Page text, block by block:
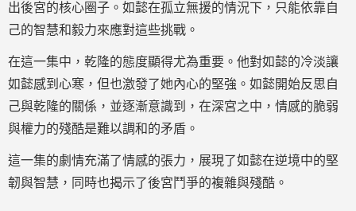
出後宮的核心圈子。如懿在孤立無援的情況下，只能依靠自
己的智慧和毅力來應對這些挑戰。
在這一集中，乾隆的態度顯得尤為重要。他對如懿的冷淡讓
如懿感到心寒，但也激發了她內心的堅強。如懿開始反思自
己與乾隆的關係，並逐漸意識到，在深宮之中，情感的脆弱
與權力的殘酷是難以調和的矛盾。
這一集的劇情充滿了情感的張力，展現了如懿在逆境中的堅
韌與智慧，同時也揭示了後宮鬥爭的複雜與殘酷。